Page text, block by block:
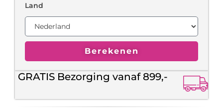
Land
Berekenen
GRATIS Bezorging vanaf 899,-